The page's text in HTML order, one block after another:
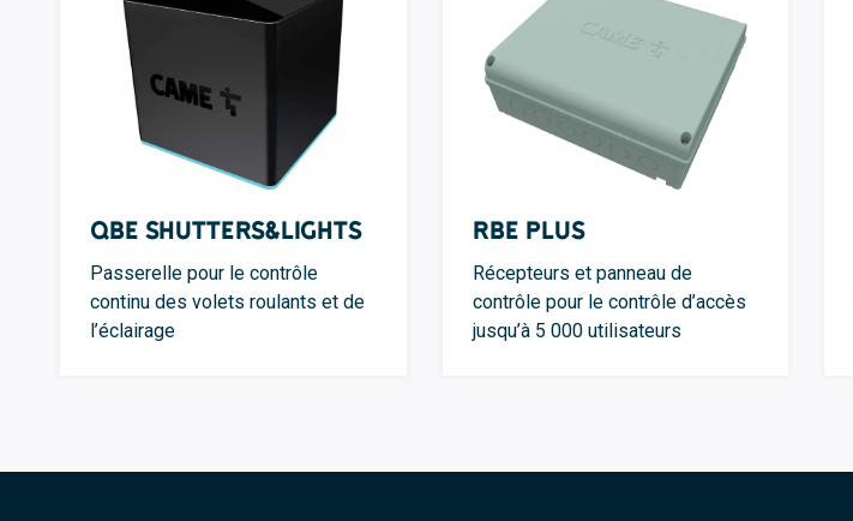
QBE Shutters&Lights
Passerelle pour le contrôle
continu des volets roulants et de
l’éclairage
RBE Plus
Récepteurs et panneau de
contrôle pour le contrôle d’accès
jusqu’à 5 000 utilisateurs